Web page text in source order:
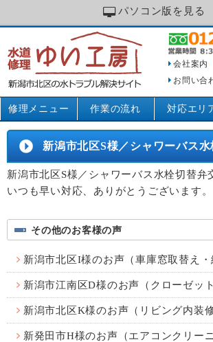
パソコン版を見る
会社案内
お問い合
修理メニュー 作業の流れ 対応エリ
新潟市北区S様／シャワーバス
新潟市北区S様／シャワーバス水栓切替弁
いつも早い対応、ありがとうございます。
その他のお客様の声
新潟市北区I様のお声（車庫窓取替え・
新潟市江南区D様のお声（クローゼット
新潟市北区K様のお声（リビング内装修
新発田市H様のお声（エアコンクリーニ